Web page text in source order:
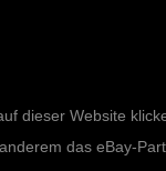
dieser Website
das eBay-